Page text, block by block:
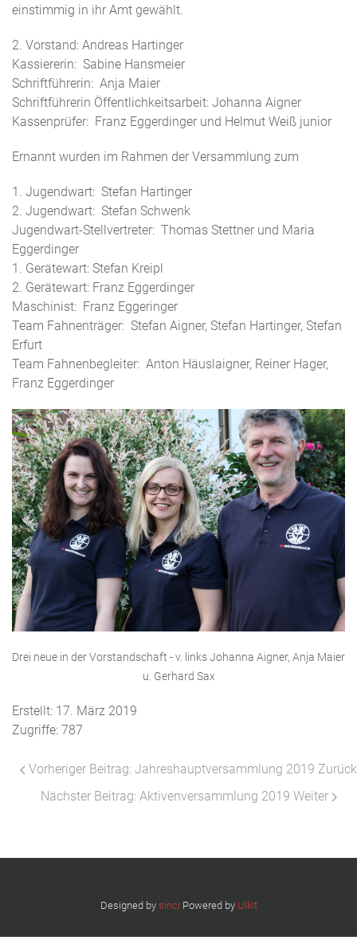
einstimmig in ihr Amt gewählt.
2. Vorstand: Andreas Hartinger
Kassiererin: Sabine Hansmeier
Schriftführerin: Anja Maier
Schriftführerin Öffentlichkeitsarbeit: Johanna Aigner
Kassenprüfer: Franz Eggerdinger und Helmut Weiß junior
Ernannt wurden im Rahmen der Versammlung zum
1. Jugendwart: Stefan Hartinger
2. Jugendwart: Stefan Schwenk
Jugendwart-Stellvertreter: Thomas Stettner und Maria
Eggerdinger
1. Gerätewart: Stefan Kreipl
2. Gerätewart: Franz Eggerdinger
Maschinist: Franz Eggeringer
Team Fahnenträger: Stefan Aigner, Stefan Hartinger, Stefan
Erfurt
Team Fahnenbegleiter: Anton Häuslaigner, Reiner Hager,
Franz Eggerdinger
Drei neue in der Vorstandschaft - v. links Johanna Aigner, Anja Maier
u. Gerhard Sax
Erstellt: 17. März 2019
Zugriffe: 787
Vorheriger Beitrag: Jahreshauptversammlung 2019 Zurück
Nächster Beitrag: Aktivenversammlung 2019 Weiter
Designed by sinci Powered by Ulkit